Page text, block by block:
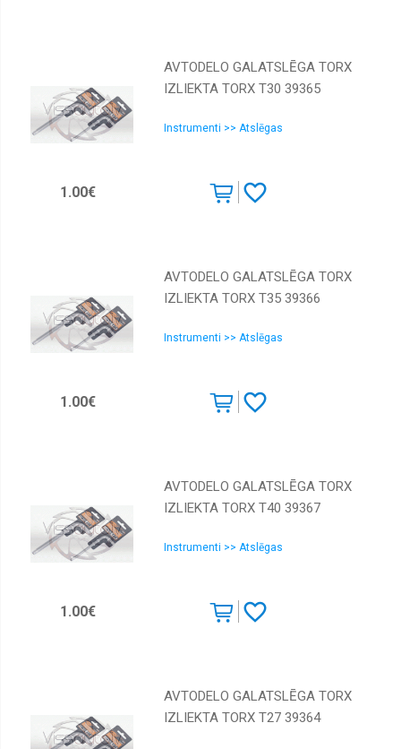
AVTODELO GALATSLĒGA TORX
IZLIEKTA TORX Т30 39365
Instrumenti >> Atslēgas
1.00€
AVTODELO GALATSLĒGA TORX
IZLIEKTA TORX Т35 39366
Instrumenti >> Atslēgas
1.00€
AVTODELO GALATSLĒGA TORX
IZLIEKTA TORX Т40 39367
Instrumenti >> Atslēgas
1.00€
AVTODELO GALATSLĒGA TORX
IZLIEKTA TORX Т27 39364